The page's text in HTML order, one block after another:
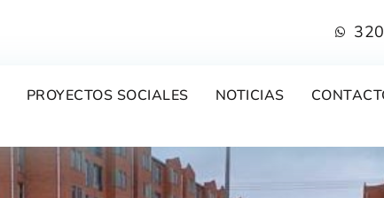
PROYECTOS SOCIALES NOTICIAS